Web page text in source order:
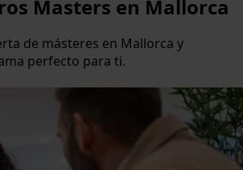
Masters en Mallorca
de másteres en Mallorca y
perfecto para ti.